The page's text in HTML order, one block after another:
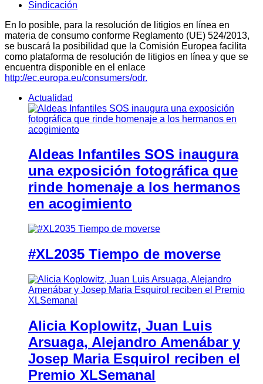
Sindicación
En lo posible, para la resolución de litigios en línea en
materia de consumo conforme Reglamento (UE) 524/2013,
se buscará la posibilidad que la Comisión Europea facilita
como plataforma de resolución de litigios en línea y que se
encuentra disponible en el enlace
http://ec.europa.eu/consumers/odr.
Actualidad
Aldeas Infantiles SOS inaugura
una exposición fotográfica que
rinde homenaje a los hermanos
en acogimiento
#XL2035 Tiempo de moverse
Alicia Koplowitz, Juan Luis
Arsuaga, Alejandro Amenábar y
Josep Maria Esquirol reciben el
Premio XLSemanal